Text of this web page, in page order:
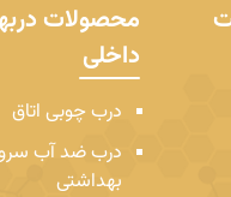
محصولات
داخلی
درب چوبی اتاق
درب ضد آب
بهداشتی